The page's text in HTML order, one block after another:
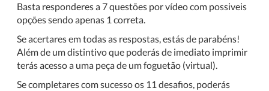
Basta responderes a 7 questões por vídeo com possiveis
opções sendo apenas 1 correta.
Se acertares em todas as respostas, estás de parabéns!
Além de um distintivo que poderás de imediato imprimir
terás acesso a uma peça de um foguetão (virtual).
Se completares com sucesso os 11 desafios, poderás